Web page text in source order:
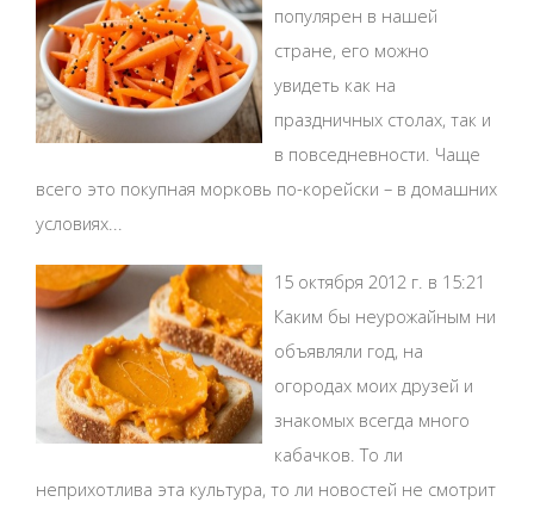
популярен в нашей
стране, его можно
увидеть как на
праздничных столах, так и
в повседневности. Чаще
всего это покупная морковь по-корейски – в домашних
условиях...
15 октября 2012 г. в 15:21
Каким бы неурожайным ни
объявляли год, на
огородах моих друзей и
знакомых всегда много
кабачков. То ли
неприхотлива эта культура, то ли новостей не смотрит